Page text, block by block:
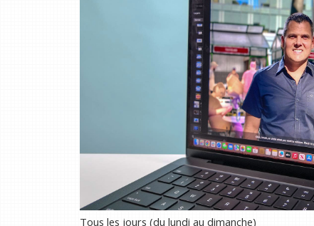
Tous les jours (du lundi au dimanche)